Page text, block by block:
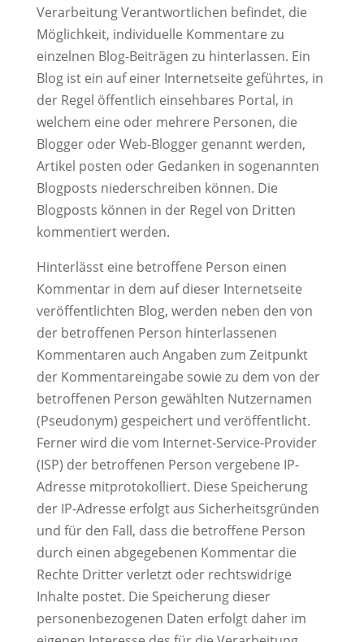
Verarbeitung Verantwortlichen befindet, die
Möglichkeit, individuelle Kommentare zu
einzelnen Blog-Beiträgen zu hinterlassen. Ein
Blog ist ein auf einer Internetseite geführtes, in
der Regel öffentlich einsehbares Portal, in
welchem eine oder mehrere Personen, die
Blogger oder Web-Blogger genannt werden,
Artikel posten oder Gedanken in sogenannten
Blogposts niederschreiben können. Die
Blogposts können in der Regel von Dritten
kommentiert werden.
Hinterlässt eine betroffene Person einen
Kommentar in dem auf dieser Internetseite
veröffentlichten Blog, werden neben den von
der betroffenen Person hinterlassenen
Kommentaren auch Angaben zum Zeitpunkt
der Kommentareingabe sowie zu dem von der
betroffenen Person gewählten Nutzernamen
(Pseudonym) gespeichert und veröffentlicht.
Ferner wird die vom Internet-Service-Provider
(ISP) der betroffenen Person vergebene IP-
Adresse mitprotokolliert. Diese Speicherung
der IP-Adresse erfolgt aus Sicherheitsgründen
und für den Fall, dass die betroffene Person
durch einen abgegebenen Kommentar die
Rechte Dritter verletzt oder rechtswidrige
Inhalte postet. Die Speicherung dieser
personenbezogenen Daten erfolgt daher im